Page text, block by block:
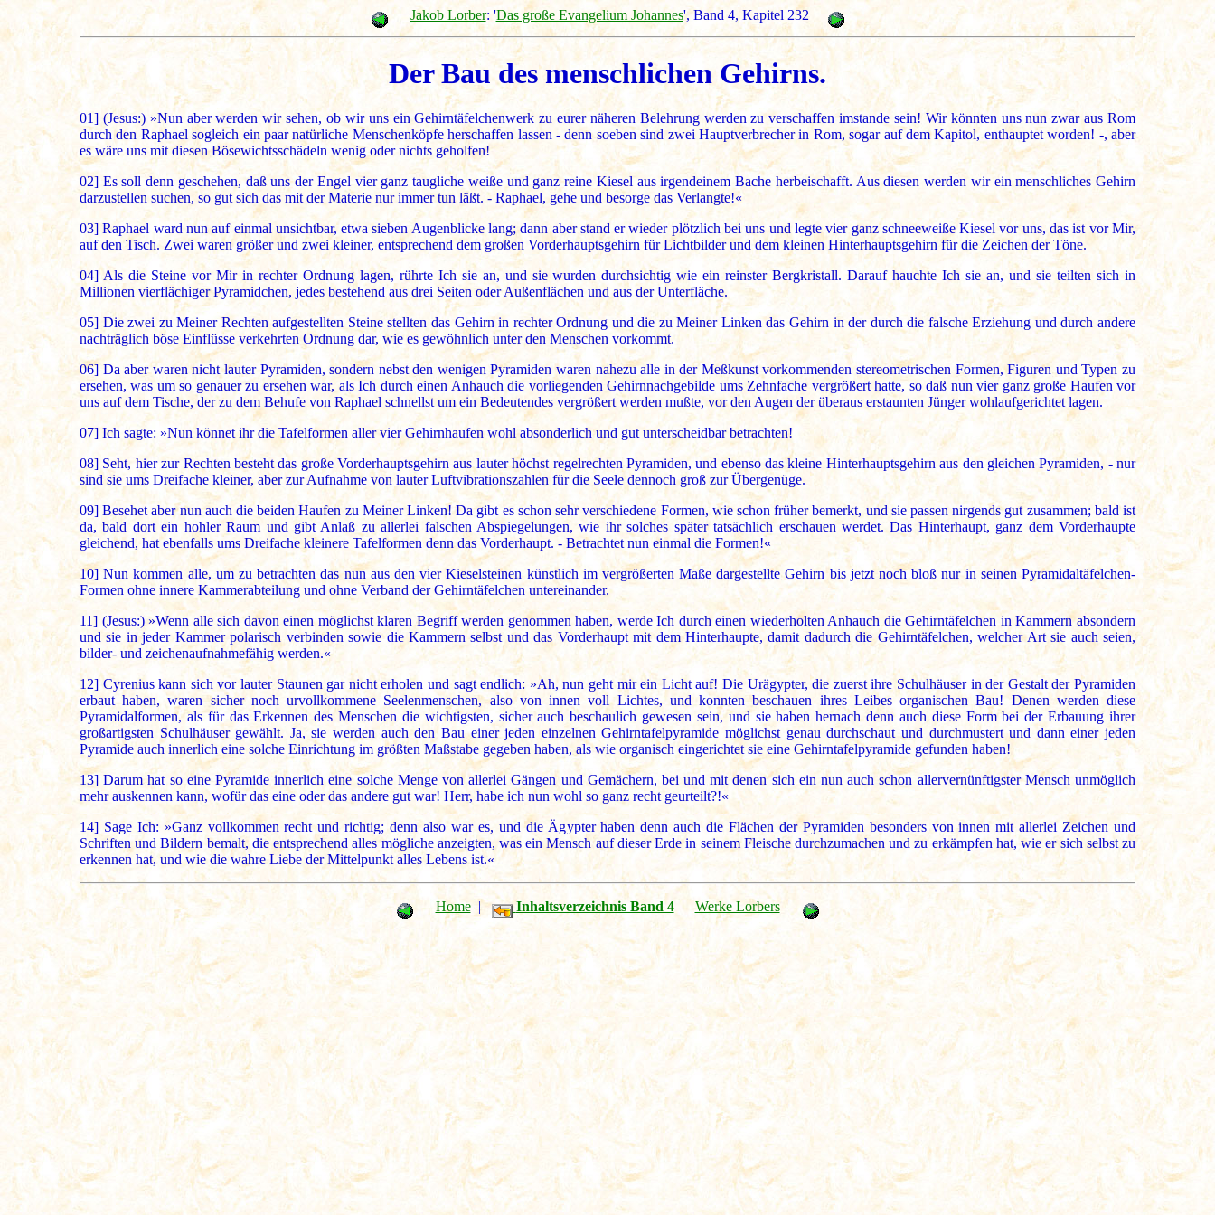
Jakob Lorber: 'Das große Evangelium Johannes', Band 4, Kapitel 232
Der Bau des menschlichen Gehirns.
01] (Jesus:) »Nun aber werden wir sehen, ob wir uns ein Gehirntäfelchenwerk zu eurer näheren Belehrung werden zu verschaffen imstande sein! Wir könnten uns nun zwar aus Rom
durch den Raphael sogleich ein paar natürliche Menschenköpfe herschaffen lassen - denn soeben sind zwei Hauptverbrecher in Rom, sogar auf dem Kapitol, enthauptet worden! -, aber
es wäre uns mit diesen Bösewichtsschädeln wenig oder nichts geholfen!
02] Es soll denn geschehen, daß uns der Engel vier ganz taugliche weiße und ganz reine Kiesel aus irgendeinem Bache herbeischafft. Aus diesen werden wir ein menschliches Gehirn
darzustellen suchen, so gut sich das mit der Materie nur immer tun läßt. - Raphael, gehe und besorge das Verlangte!«
03] Raphael ward nun auf einmal unsichtbar, etwa sieben Augenblicke lang; dann aber stand er wieder plötzlich bei uns und legte vier ganz schneeweiße Kiesel vor uns, das ist vor Mir,
auf den Tisch. Zwei waren größer und zwei kleiner, entsprechend dem großen Vorderhauptsgehirn für Lichtbilder und dem kleinen Hinterhauptsgehirn für die Zeichen der Töne.
04] Als die Steine vor Mir in rechter Ordnung lagen, rührte Ich sie an, und sie wurden durchsichtig wie ein reinster Bergkristall. Darauf hauchte Ich sie an, und sie teilten sich in
Millionen vierflächiger Pyramidchen, jedes bestehend aus drei Seiten oder Außenflächen und aus der Unterfläche.
05] Die zwei zu Meiner Rechten aufgestellten Steine stellten das Gehirn in rechter Ordnung und die zu Meiner Linken das Gehirn in der durch die falsche Erziehung und durch andere
nachträglich böse Einflüsse verkehrten Ordnung dar, wie es gewöhnlich unter den Menschen vorkommt.
06]Da aber waren nicht lauter Pyramiden, sondern nebst den wenigen Pyramiden waren nahezu alle in der Meßkunst vorkommenden stereometrischen Formen, Figuren und Typen zu
ersehen, was um so genauer zu ersehen war, als Ich durch einen Anhauch die vorliegenden Gehirnnachgebilde ums Zehnfache vergrößert hatte, so daß nun vier ganz große Haufen vor
uns auf dem Tische, der zu dem Behufe von Raphael schnellst um ein Bedeutendes vergrößert werden mußte, vor den Augen der überaus erstaunten Jünger wohlaufgerichtet lagen.
07] Ich sagte: »Nun könnet ihr die Tafelformen aller vier Gehirnhaufen wohl absonderlich und gut unterscheidbar betrachten!
08] Seht, hier zur Rechten besteht das große Vorderhauptsgehirn aus lauter höchst regelrechten Pyramiden, und ebenso das kleine Hinterhauptsgehirn aus den gleichen Pyramiden, - nur
sind sie ums Dreifache kleiner, aber zur Aufnahme von lauter Luftvibrationszahlen für die Seele dennoch groß zur Übergenüge.
09] Besehet aber nun auch die beiden Haufen zu Meiner Linken! Da gibt es schon sehr verschiedene Formen, wie schon früher bemerkt, und sie passen nirgends gut zusammen; bald ist
da, bald dort ein hohler Raum und gibt Anlaß zu allerlei falschen Abspiegelungen, wie ihr solches später tatsächlich erschauen werdet. Das Hinterhaupt, ganz dem Vorderhaupte
gleichend, hat ebenfalls ums Dreifache kleinere Tafelformen denn das Vorderhaupt. - Betrachtet nun einmal die Formen!«
10] Nun kommen alle, um zu betrachten das nun aus den vier Kieselsteinen künstlich im vergrößerten Maße dargestellte Gehirn bis jetzt noch bloß nur in seinen Pyramidaltäfelchen-
Formen ohne innere Kammerabteilung und ohne Verband der Gehirntäfelchen untereinander.
11] (Jesus:) »Wenn alle sich davon einen möglichst klaren Begriff werden genommen haben, werde Ich durch einen wiederholten Anhauch die Gehirntäfelchen in Kammern absondern
und sie in jeder Kammer polarisch verbinden sowie die Kammern selbst und das Vorderhaupt mit dem Hinterhaupte, damit dadurch die Gehirntäfelchen, welcher Art sie auch seien,
bilder- und zeichenaufnahmefähig werden.«
12] Cyrenius kann sich vor lauter Staunen gar nicht erholen und sagt endlich: »Ah, nun geht mir ein Licht auf! Die Urägypter, die zuerst ihre Schulhäuser in der Gestalt der Pyramiden
erbaut haben, waren sicher noch urvollkommene Seelenmenschen, also von innen voll Lichtes, und konnten beschauen ihres Leibes organischen Bau! Denen werden diese
Pyramidalformen, als für das Erkennen des Menschen die wichtigsten, sicher auch beschaulich gewesen sein, und sie haben hernach denn auch diese Form bei der Erbauung ihrer
großartigsten Schulhäuser gewählt. Ja, sie werden auch den Bau einer jeden einzelnen Gehirntafelpyramide möglichst genau durchschaut und durchmustert und dann einer jeden
Pyramide auch innerlich eine solche Einrichtung im größten Maßstabe gegeben haben, als wie organisch eingerichtet sie eine Gehirntafelpyramide gefunden haben!
13] Darum hat so eine Pyramide innerlich eine solche Menge von allerlei Gängen und Gemächern, bei und mit denen sich ein nun auch schon allervernünftigster Mensch unmöglich
mehr auskennen kann, wofür das eine oder das andere gut war! Herr, habe ich nun wohl so ganz recht geurteilt?!«
14] Sage Ich: »Ganz vollkommen recht und richtig; denn also war es, und die Ägypter haben denn auch die Flächen der Pyramiden besonders von innen mit allerlei Zeichen und
Schriften und Bildern bemalt, die entsprechend alles mögliche anzeigten, was ein Mensch auf dieser Erde in seinem Fleische durchzumachen und zu erkämpfen hat, wie er sich selbst zu
erkennen hat, und wie die wahre Liebe der Mittelpunkt alles Lebens ist.«
Home| Inhaltsverzeichnis Band 4| Werke Lorbers